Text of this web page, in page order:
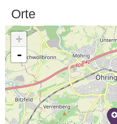
Orte
+
-